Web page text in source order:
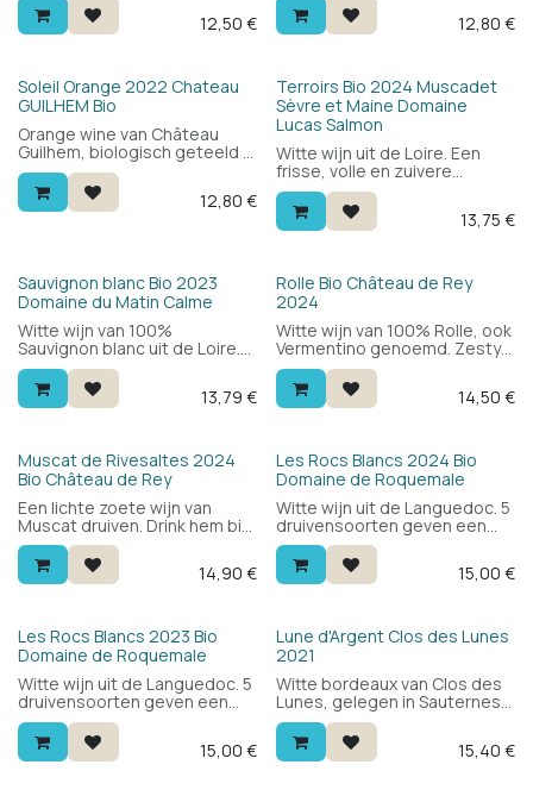
aangenaam rond. Gemaakt
van witte grenache en 12,50 €
chardonnay, licht oxidatief
met wit fruit, noten en een
een mooie introductie tot het
genre.
12,80 €
Bio
Soleil Orange 2022 Chateau
GUILHEM Bio
Orange wine van Château
Guilhem, biologisch geteeld in
de Languedoc. 100%
chardonnay, licht oxidatief
met wit fruit, noten en een
genre.
12,80 €
Terroirs Bio 2024 Muscadet
Sèvre et Maine Domaine
Lucas Salmon
Witte wijn uit de Loire. Een
frisse, volle en zuivere
Muscadet voor bij de
mosselen, oesters en andere
zeevruchten. Muscadet de
13,75 €
Bio
Sauvignon blanc Bio 2023
Domaine du Matin Calme
Witte wijn van 100%
Sauvignon blanc uit de Loire.
Elegant, zuiver, lekker.
Sauvignon blanc met frisheid
en zuiverheid. Hoort niet thuis
Vin de France.
13,79 €
Bio
Rolle Bio Château de Rey
2024
Witte wijn van 100% Rolle, ook
Vermentino genoemd. Zesty,
fris en rond. Drink hem bij
gegrilde vis, kreeft, harde
kazen en zelfs asperges.14,50 €
Bio
Muscat de Rivesaltes 2024
Bio Château de Rey
Een lichte zoete wijn van
Muscat druiven. Drink hem bij
kaas en nagerechten zoals
fruit en sorbet of gewoon
zonder iets als een snoepje.
14,90 €
Bio
Les Rocs Blancs 2024 Bio
Domaine de Roquemale
Witte wijn uit de Languedoc. 5
druivensoorten geven een
complexe, volle witte wijn met
de nodige frisheid voor een
mooie balans. 15,00 €
Bio
Les Rocs Blancs 2023 Bio
Domaine de Roquemale
Witte wijn uit de Languedoc. 5
druivensoorten geven een
complexe, volle witte wijn met
de nodige frisheid voor een
mooie balans. 15,00 €
Lune d'Argent Clos des Lunes
2021
Witte bordeaux van Clos des
Lunes, gelegen in Sauternes.
Blend van sémillon en
sauvignon blanc: fris en
mineraal met citrus, wit fruit
15,40 €